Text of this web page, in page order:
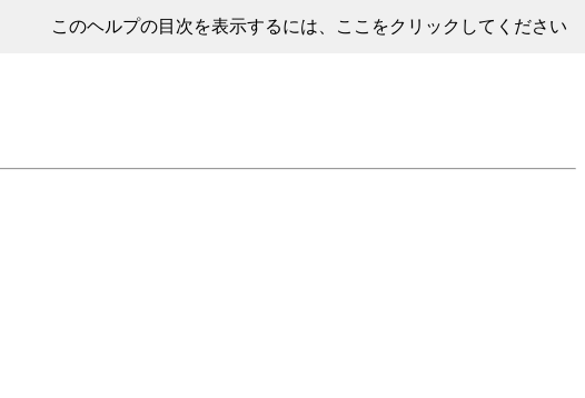
このヘルプの目次を表示するには、ここをクリックしてください